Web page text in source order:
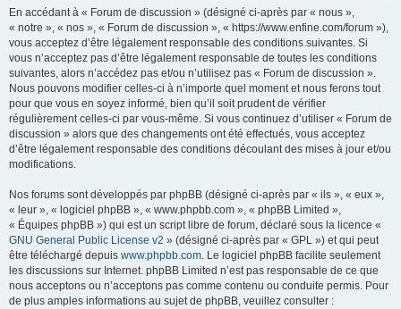
En accédant à « Forum de discussion » (désigné ci-après par « nous »,
« notre », « nos », « Forum de discussion », « https://www.enfine.com/forum »),
vous acceptez d’être légalement responsable des conditions suivantes. Si
vous n’acceptez pas d’être légalement responsable de toutes les conditions
suivantes, alors n’accédez pas et/ou n’utilisez pas « Forum de discussion ».
Nous pouvons modifier celles-ci à n’importe quel moment et nous ferons tout
pour que vous en soyez informé, bien qu’il soit prudent de vérifier
régulièrement celles-ci par vous-même. Si vous continuez d’utiliser « Forum de
discussion » alors que des changements ont été effectués, vous acceptez
d’être légalement responsable des conditions découlant des mises à jour et/ou
modifications.
Nos forums sont développés par phpBB (désigné ci-après par « ils », « eux »,
« leur », « logiciel phpBB », « www.phpbb.com », « phpBB Limited »,
« Équipes phpBB ») qui est un script libre de forum, déclaré sous la licence «
GNU General Public License v2 » (désigné ci-après par « GPL ») et qui peut
être téléchargé depuis www.phpbb.com. Le logiciel phpBB facilite seulement
les discussions sur Internet. phpBB Limited n’est pas responsable de ce que
nous acceptons ou n’acceptons pas comme contenu ou conduite permis. Pour
de plus amples informations au sujet de phpBB, veuillez consulter :